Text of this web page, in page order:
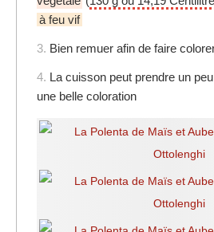
à feu vif
3. Bien remuer afin de faire
4. La cuisson peut prendre un
une belle coloration